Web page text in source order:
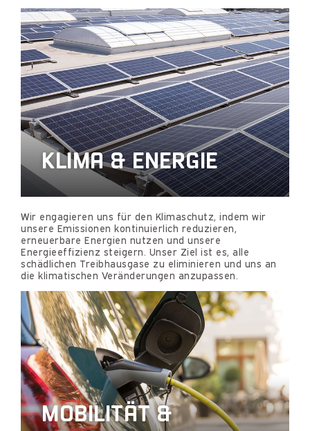
KLIMA & ENERGIE
Wir engagieren uns für den Klimaschutz, indem wir
unsere Emissionen kontinuierlich reduzieren,
erneuerbare Energien nutzen und unsere
Energieeffizienz steigern. Unser Ziel ist es, alle
schädlichen Treibhausgase zu eliminieren und uns an
die klimatischen Veränderungen anzupassen.
MOBILITÄT &